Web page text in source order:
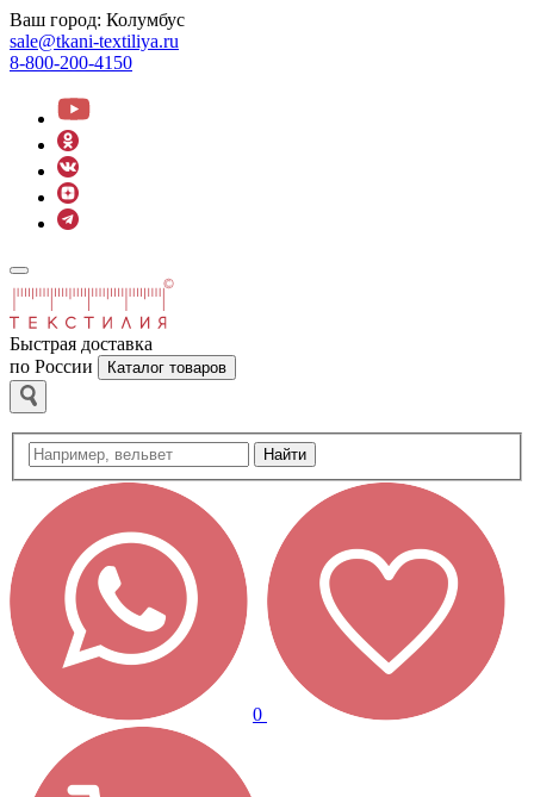
Ваш город: Колумбус
sale@tkani-textiliya.ru
8-800-200-4150
Быстрая доставка
по России
Каталог товаров
Найти
0